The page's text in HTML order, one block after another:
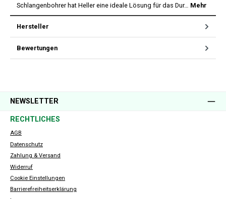
Schlangenbohrer hat Heller eine ideale Lösung für das Dur… Mehr
Hersteller
Bewertungen
NEWSLETTER
RECHTLICHES
AGB
Datenschutz
Zahlung & Versand
Widerruf
Cookie Einstellungen
Barrierefreiheitserklärung